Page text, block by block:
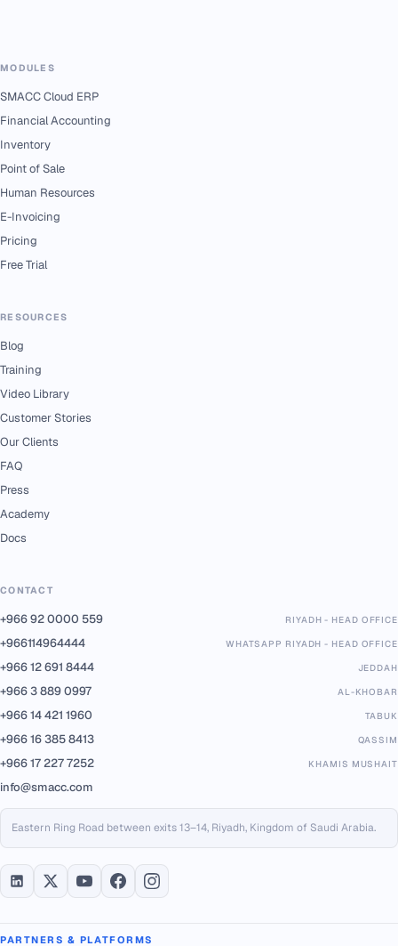
MODULES
SMACC Cloud ERP
Financial Accounting
Inventory
Point of Sale
Human Resources
E-Invoicing
Pricing
Free Trial
RESOURCES
Blog
Training
Video Library
Customer Stories
Our Clients
FAQ
Press
Academy
Docs
CONTACT
+966 92 0000 559 RIYADH - HEAD OFFICE
+966114964444 WHATSAPP RIYADH - HEAD OFFICE
+966 12 691 8444 JEDDAH
+966 3 889 0997 AL-KHOBAR
+966 14 421 1960 TABUK
+966 16 385 8413 QASSIM
+966 17 227 7252 KHAMIS MUSHAIT
info@smacc.com
Eastern Ring Road between exits 13–14, Riyadh, Kingdom of Saudi Arabia.
PARTNERS & PLATFORMS